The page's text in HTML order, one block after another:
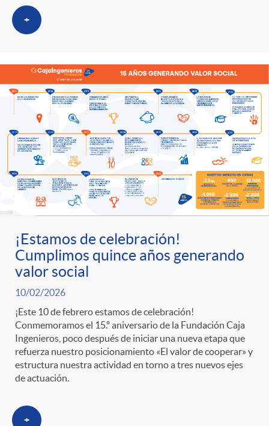
+
¡Estamos de celebración!
Cumplimos quince años generando
valor social
10/02/2026
¡Este 10 de febrero estamos de celebración!
Conmemoramos el 15.º aniversario de la Fundación Caja
Ingenieros, poco después de iniciar una nueva etapa que
refuerza nuestro posicionamiento «El valor de cooperar» y
estructura nuestra actividad en torno a tres nuevos ejes
de actuación.
+